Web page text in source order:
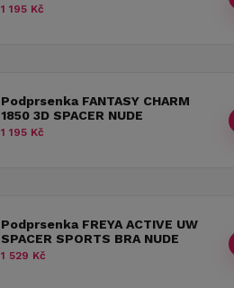
1 195 Kč
Podprsenka FANTASY CHARM
1850 3D SPACER NUDE
1 195 Kč
Podprsenka FREYA ACTIVE UW
SPACER SPORTS BRA NUDE
1 529 Kč